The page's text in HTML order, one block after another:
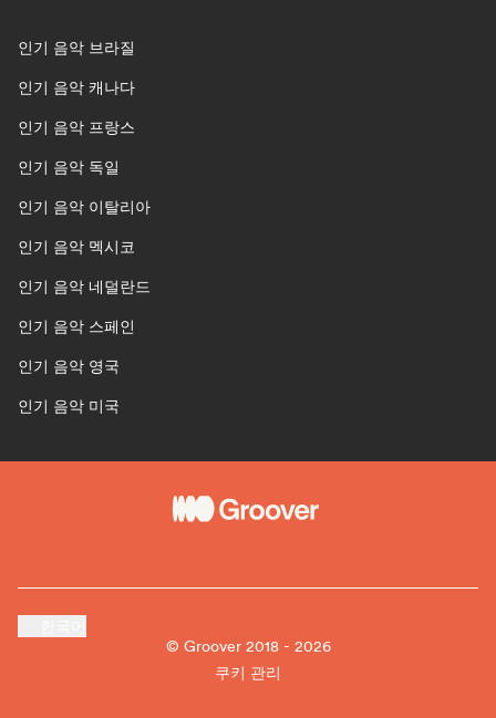
인기 음악 브라질
인기 음악 캐나다
인기 음악 프랑스
인기 음악 독일
인기 음악 이탈리아
인기 음악 멕시코
인기 음악 네덜란드
인기 음악 스페인
인기 음악 영국
인기 음악 미국
© Groover 2018 - 2026
쿠키 관리